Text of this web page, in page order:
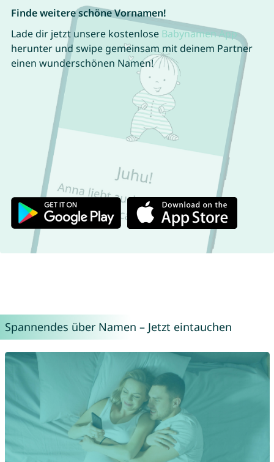
Finde weitere schöne Vornamen!
Lade dir jetzt unsere kostenlose Babynamen App
herunter und swipe gemeinsam mit deinem Partner
einen wunderschönen Namen!
Spannendes über Namen – Jetzt eintauchen